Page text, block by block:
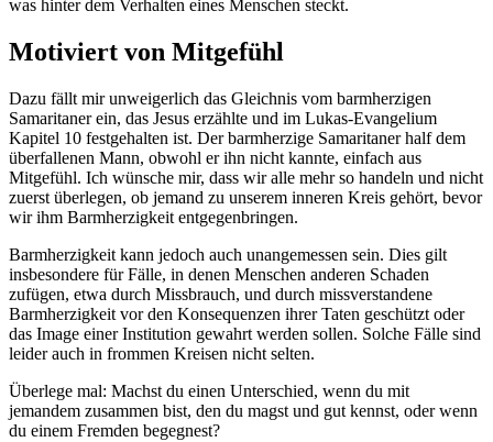
was hinter dem Verhalten eines Menschen steckt.
Motiviert von Mitgefühl
Dazu fällt mir unweigerlich das Gleichnis vom barmherzigen
Samaritaner ein, das Jesus erzählte und im Lukas-Evangelium
Kapitel 10 festgehalten ist. Der barmherzige Samaritaner half dem
überfallenen Mann, obwohl er ihn nicht kannte, einfach aus
Mitgefühl. Ich wünsche mir, dass wir alle mehr so handeln und nicht
zuerst überlegen, ob jemand zu unserem inneren Kreis gehört, bevor
wir ihm Barmherzigkeit entgegenbringen.
Barmherzigkeit kann jedoch auch unangemessen sein. Dies gilt
insbesondere für Fälle, in denen Menschen anderen Schaden
zufügen, etwa durch Missbrauch, und durch missverstandene
Barmherzigkeit vor den Konsequenzen ihrer Taten geschützt oder
das Image einer Institution gewahrt werden sollen. Solche Fälle sind
leider auch in frommen Kreisen nicht selten.
Überlege mal: Machst du einen Unterschied, wenn du mit
jemandem zusammen bist, den du magst und gut kennst, oder wenn
du einem Fremden begegnest?